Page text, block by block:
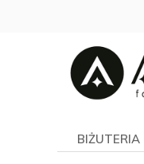
BIŻUTERIA